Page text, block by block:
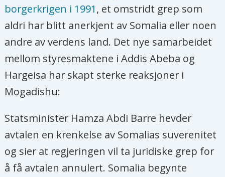
borgerkrigen i 1991, et omstridt grep som
aldri har blitt anerkjent av Somalia eller noen
andre av verdens land. Det nye samarbeidet
mellom styresmaktene i Addis Abeba og
Hargeisa har skapt sterke reaksjoner i
Mogadishu:
Statsminister Hamza Abdi Barre hevder
avtalen en krenkelse av Somalias suverenitet
og sier at regjeringen vil ta juridiske grep for
å få avtalen annulert. Somalia begynte